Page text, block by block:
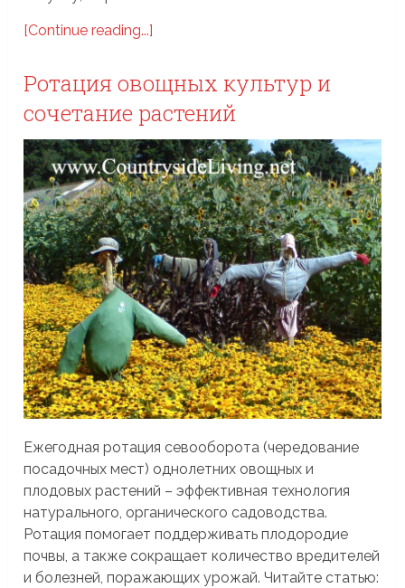
[Continue reading...]
Ротация овощных культур и
сочетание растений
Ежегодная ротация севооборота (чередование
посадочных мест) однолетних овощных и
плодовых растений – эффективная технология
натурального, органического садоводства.
Ротация помогает поддерживать плодородие
почвы, а также сокращает количество вредителей
и болезней, поражающих урожай. Читайте статью: